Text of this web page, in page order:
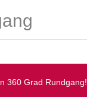
360 Grad Rundgang!